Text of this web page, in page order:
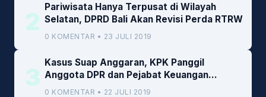
2
Pariwisata Hanya Terpusat di Wilayah
Selatan, DPRD Bali Akan Revisi Perda RTRW
0 KOMENTAR • 23 JULI 2019
3
Kasus Suap Anggaran, KPK Panggil
Anggota DPR dan Pejabat Keuangan
Kemenkeu
0 KOMENTAR • 22 JULI 2019